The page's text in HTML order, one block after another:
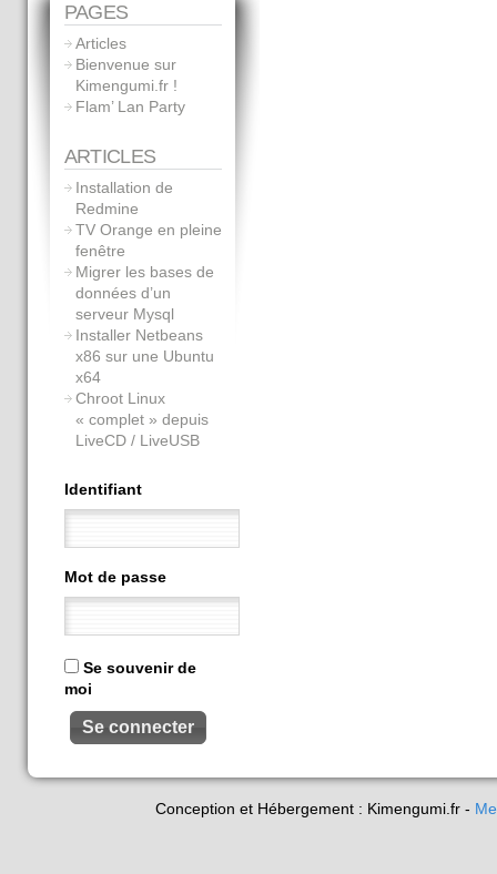
PAGES
Articles
Bienvenue sur
Kimengumi.fr !
Flam’ Lan Party
ARTICLES
Installation de
Redmine
TV Orange en pleine
fenêtre
Migrer les bases de
données d’un
serveur Mysql
Installer Netbeans
x86 sur une Ubuntu
x64
Chroot Linux
« complet » depuis
LiveCD / LiveUSB
Identifiant
Mot de passe
Se souvenir de
moi
Conception et Hébergement : Kimengumi.fr -